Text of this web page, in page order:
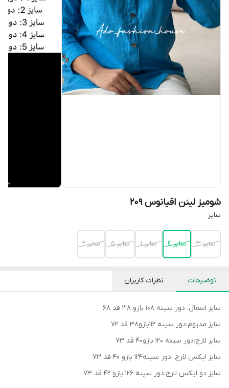
شومیز لینن اقیانوس 209
سايز
سايز ٣ سايز ٤ سايز ١ سايز ٥ سايز ٢
توضیحات نظرات کاربران
سایز اسمال: دور سینه 108 بازو 38 قد 68
سایز مدیوم:دور سینه 112بازو38 قد 72
سایز لارج:دور سینه 120 بازو40 قد 73
سایز ایکس لارج :دور سینه124 بازو 40 قد 73
سایز دو ایکس لارج:دور سینه 126 بازو 42 قد 73